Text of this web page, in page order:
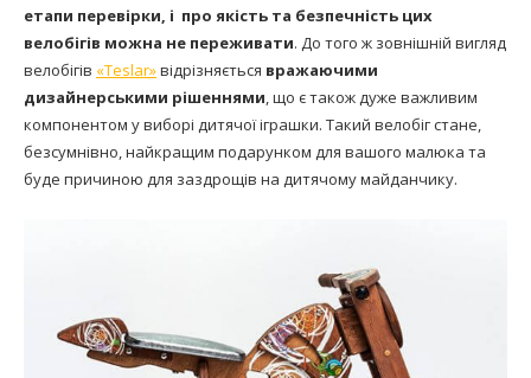
етапи перевірки і про якість та безпечність цих
велобігів можна не переживати. До того ж зовнішній вигляд
велобігів «Teslar»відрізняється вражаючими
дизайнерськими рішеннями , що є також дуже важливим
компонентом у виборі дитячої іграшки. Такий велобіг стане,
безсумнівно, найкращим подарунком для вашого малюка та
буде причиною для заздрощів на дитячому майданчику.